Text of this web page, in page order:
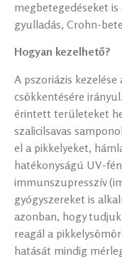
megbetegedéseket
gyulladás, Crohn-
Hogyan kezelhető?
A pszoriázis
csökkentésére
érintett területeket
szalicilsavas
el a pikkelyeket,
hatékonyságú UV-
immunszupresszív
gyógyszereket is
azonban, hogy
reagál a
hatását mindig